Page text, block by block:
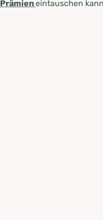
Prämieneintauschen